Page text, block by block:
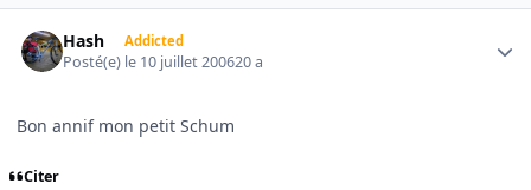
Hash Addicted
Posté(e) le 10 juillet 200620 a
Bon annif mon petit Schum
Citer